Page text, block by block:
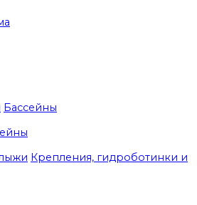
Бассейны
Крепления, гидроботинки и